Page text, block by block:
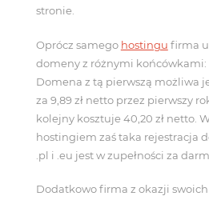
stronie.
Oprócz samego hostingu firma
domeny z różnymi końcówkami:
Domena z tą pierwszą możliwa
za 9,89 zł netto przez pierwszy
kolejny kosztuje 40,20 zł netto.
hostingiem zaś taka rejestracja
.pl i .eu jest w zupełności za
Dodatkowo firma z okazji